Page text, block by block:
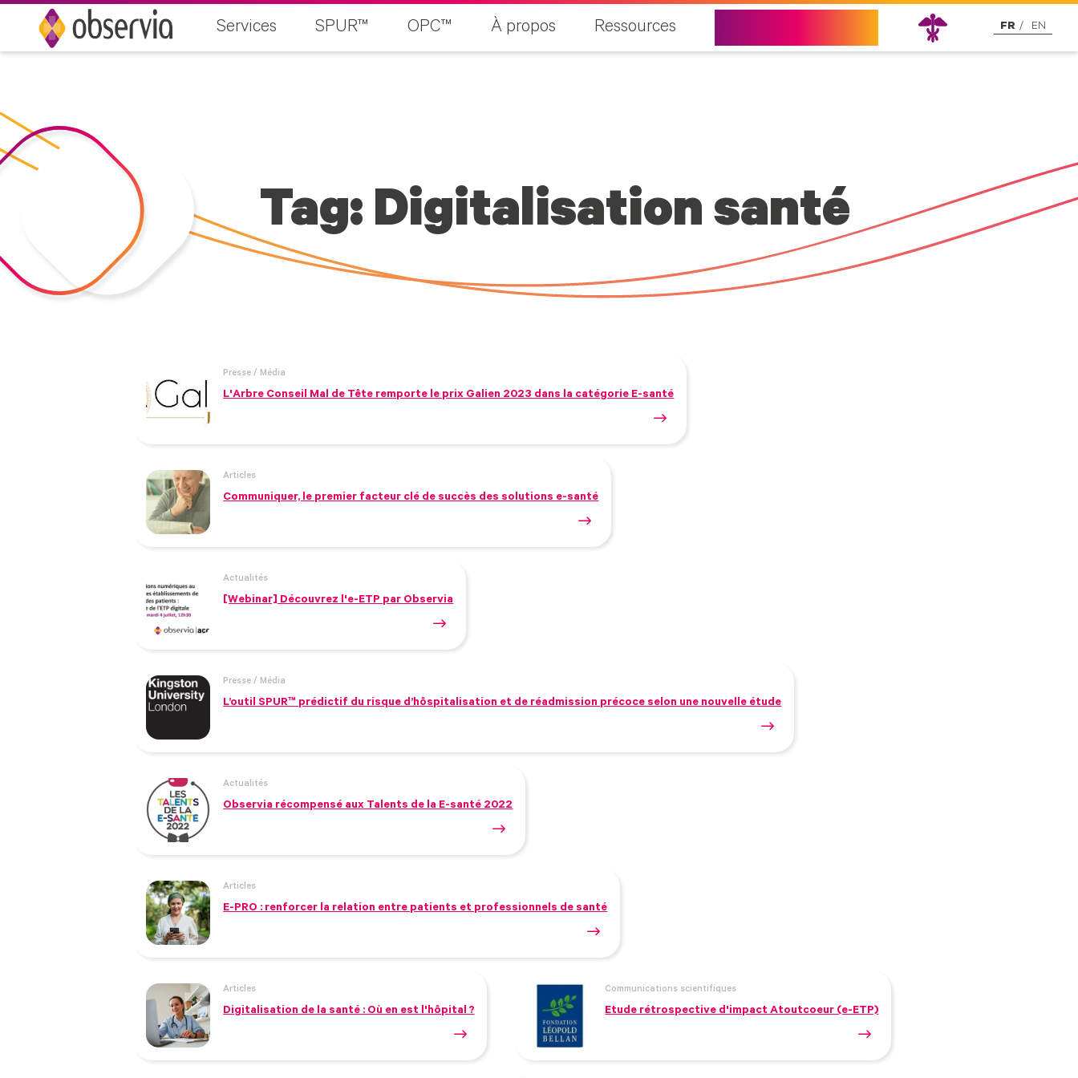
Services SPUR™ OPC™ À propos Ressources FR EN
Tag: Digitalisation santé
Presse / Média
L'Arbre Conseil Mal de Tête remporte le prix Galien 2023 dans la catégorie E-santé
Articles
Communiquer, le premier facteur clé de succès des solutions e-santé
Actualités
[Webinar] Découvrez l'e-ETP par Observia
Presse / Média
L’outil SPUR™ prédictif du risque d’hôspitalisation et de réadmission précoce selon une nouvelle étude
Actualités
Observia récompensé aux Talents de la E-santé 2022
Articles
E-PRO : renforcer la relation entre patients et professionnels de santé
Articles
Digitalisation de la santé : Où en est l'hôpital ?
Communications scientifiques
Etude rétrospective d'impact Atoutcoeur (e-ETP)